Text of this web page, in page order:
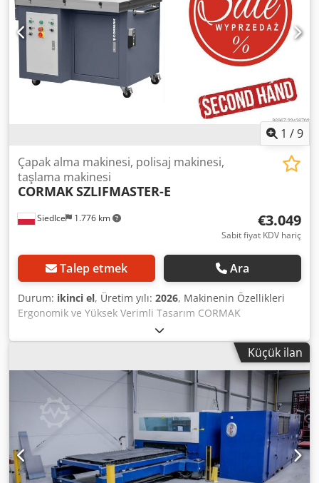
1 /9
Siedlce 1.776 km
Çapak alma makinesi, polisaj makinesi,
taşlama makinesi
CORMAKSZLIFMASTER-E
€3.049
Sabit fiyat KDV hariç
Talep etmek Ara
Durum: ikinci el, Üretim yılı: 2026, Makinenin Özellikleri
Ergonomik ve Yüksek Verimli Tasarım CORMAK
SZLIFMASTER-E, sacların kenar düzeltme, zımparalama ve
parlatma işlemleri için tasarlanmış modern bir makinedir.
İki adet sabitleme tutucuya sahip hareketli başlık, aynı
anda iki farklı tip zımpara fırçasının kullanılmasını sağlar
ve bu da işleme verimliliğini önemli ölçüde artırır.
Ayarlanabilir kol, uygulanan basınç kuvvetinin kullanıcının
ihtiyaçlarına göre ayarlanmasına olanak tanır ve bu da
manuel yöntemlere kıyasla işleme sürecini iyileştirir ve
hızlandırır. Maksimum Hassasiyet için Gelişmiş Özellikler
Makine, 0 ila 2500 devir/dakika aralığında ayarlanabilir bir
başlık dönüş hızına sahiptir ve bu sayede çalışma
Küçük ilan